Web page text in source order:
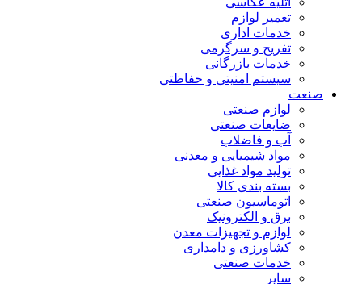
تعمیر لوازم
خدمات اداری
تفریح و سرگرمی
خدمات بازرگانی
سیستم امنیتی و حفاظتی
صنعت
لوازم صنعتی
ضایعات صنعتی
آب و فاضلاب
مواد شیمیایی و معدنی
تولید مواد غذایی
بسته بندی کالا
اتوماسیون صنعتی
برق و الکترونیک
لوازم و تجهیزات معدن
کشاورزی و دامداری
خدمات صنعتی
سایر